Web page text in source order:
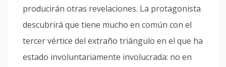
producirán otras revelaciones. La protagonista
descubrirá que tiene mucho en común con el
tercer vértice del extraño triángulo en el que ha
estado involuntariamente involucrada: no en